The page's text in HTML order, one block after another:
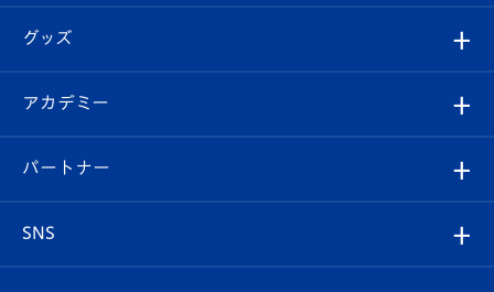
チケット
イベント
メディア
ホームタウン
スタッフプロフィール
マスコット紹介
はじめての観戦ガイド
Revive Team
ヴィヴィくんの長崎おもてなしガイド
フォトギャラリー
スタジアムグルメ
チケット
V-LOVERS（ファンクラブ）
プレイヤーズスイート
グッズ
オンラインショップ
店舗情報
アカデミー
育成からのお知らせ
U-18
パートナー
SNS